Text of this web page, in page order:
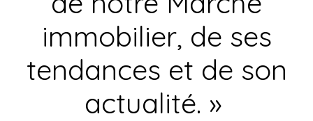
immobilier, de ses
tendances et de son
actualité. »